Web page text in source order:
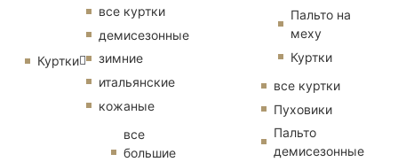
Куртки
все куртки
демисезонные
зимние
итальянские
кожаные
все
большие
Пальто на
меху
Куртки
все куртки
Пуховики
Пальто
демисезонные